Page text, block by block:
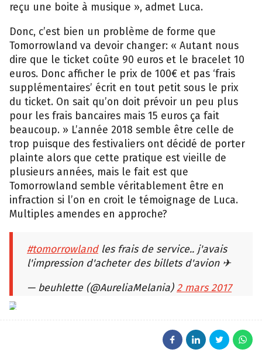
reçu une boite à musique », admet Luca.
Donc, c’est bien un problème de forme que
Tomorrowland va devoir changer: « Autant nous
dire que le ticket coûte 90 euros et le bracelet 10
euros. Donc afficher le prix de 100€ et pas ‘frais
supplémentaires’ écrit en tout petit sous le prix
du ticket. On sait qu’on doit prévoir un peu plus
pour les frais bancaires mais 15 euros ça fait
beaucoup. » L’année 2018 semble être celle de
trop puisque des festivaliers ont décidé de porter
plainte alors que cette pratique est vieille de
plusieurs années, mais le fait est que
Tomorrowland semble véritablement être en
infraction si l’on en croit le témoignage de Luca.
Multiples amendes en approche?
#tomorrowlandles frais de service.. j'avais
l'impression d'acheter des billets d'avion ✈
— beuhlette (@AureliaMelania) 2 mars 2017